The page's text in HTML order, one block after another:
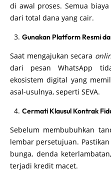
di awal proses. Semua
dari total dana yang cair.
Gunakan Platform Resmi
Saat mengajukan secara
dari pesan WhatsApp
ekosistem digital yang
asal-usulnya, seperti SEVA.
Cermati Klausul Kontrak
Sebelum membubuhkan
lembar persetujuan.
bunga, denda
terjadi kredit macet.